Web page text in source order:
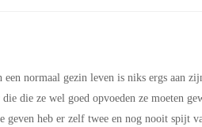
een normaal gezin leven is niks ergs aan
die ze wel goed opvoeden ze moeten
geven heb er zelf twee en nog nooit spijt